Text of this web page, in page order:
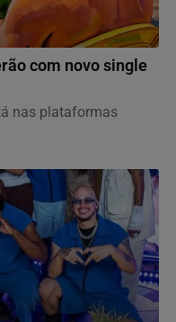
com novo single
nas plataformas